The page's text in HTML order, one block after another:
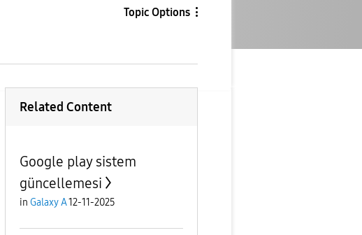
Topic Options
Related Content
Google play sistem
güncellemesi
in Galaxy A12-11-2025